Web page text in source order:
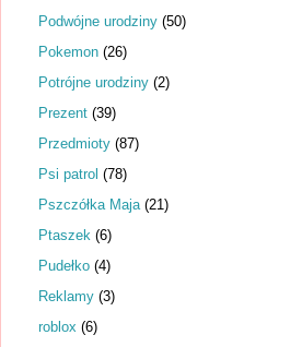
Podwójne urodziny (50)
Pokemon (26)
Potrójne urodziny (2)
Prezent (39)
Przedmioty (87)
Psi patrol (78)
Pszczółka Maja (21)
Ptaszek (6)
Pudełko (4)
Reklamy (3)
roblox (6)